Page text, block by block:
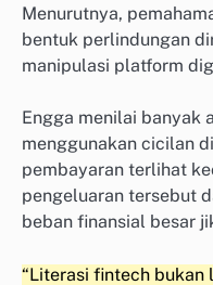
Menurutnya,
bentuk perlindungan
manipulasi platform
Engga menilai banyak
menggunakan cicilan
pembayaran terlihat
pengeluaran tersebut
beban finansial besar
“Literasi fintech